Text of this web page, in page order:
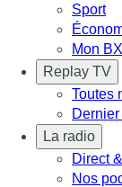
Sport
Mon
Replay TV
Toutes
La radio
Direct
Nos